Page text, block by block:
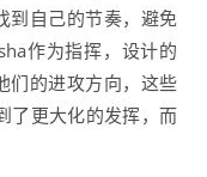
到自己的节奏，避免
作为指挥，设计的
们的进攻方向，这些
了更大化的发挥，而